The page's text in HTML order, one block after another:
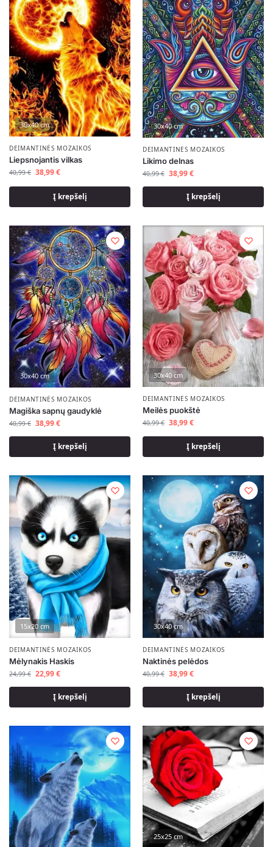
30x40 cm
DEIMANTINĖS MOZAIKOS
Liepsnojantis vilkas
40,99€ 38,99€
Į krepšelį
30x40 cm
DEIMANTINĖS MOZAIKOS
Likimo delnas
40,99€ 38,99€
Į krepšelį
30x40 cm
DEIMANTINĖS MOZAIKOS
Magiška sapnų gaudyklė
40,99€ 38,99€
Į krepšelį
30x40 cm
DEIMANTINĖS MOZAIKOS
Meilės puokštė
40,99€ 38,99€
Į krepšelį
15x20 cm
DEIMANTINĖS MOZAIKOS
Mėlynakis Haskis
24,99€ 22,99€
Į krepšelį
30x40 cm
DEIMANTINĖS MOZAIKOS
Naktinės pelėdos
40,99€ 38,99€
Į krepšelį
25x25 cm